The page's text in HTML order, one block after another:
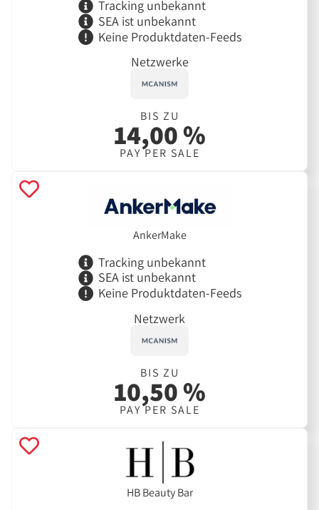
Tracking unbekannt
SEA ist unbekannt
Keine Produktdaten-Feeds
Netzwerke
BIS ZU
14,00 %
PAY PER SALE
AnkerMake
Tracking unbekannt
SEA ist unbekannt
Keine Produktdaten-Feeds
Netzwerk
BIS ZU
10,50 %
PAY PER SALE
HB Beauty Bar